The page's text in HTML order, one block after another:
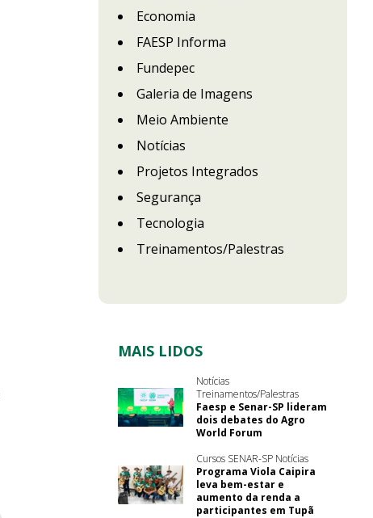
Economia
FAESP Informa
Fundepec
Galeria de Imagens
Meio Ambiente
Notícias
Projetos Integrados
Segurança
Tecnologia
Treinamentos/Palestras
MAIS LIDOS
Notícias
Treinamentos/Palestras
Faesp e Senar-SP lideram
dois debates do Agro
World Forum
Cursos SENAR-SP Notícias
Programa Viola Caipira
leva bem-estar e
aumento da renda a
participantes em Tupã